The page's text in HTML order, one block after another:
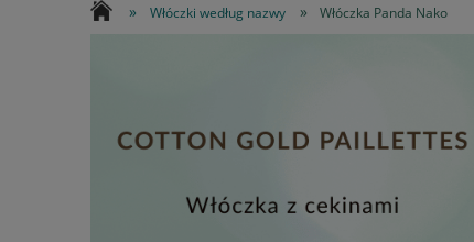
» Włóczki według nazwy » Włóczka Panda Nako